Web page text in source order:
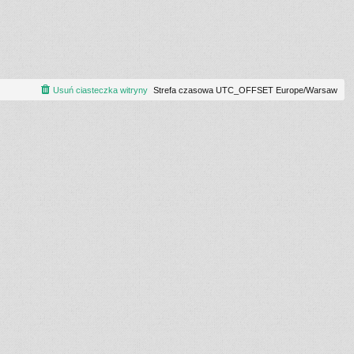
Strefa czasowa UTC_OFFSET Europe/Warsaw
Usuń ciasteczka witryny